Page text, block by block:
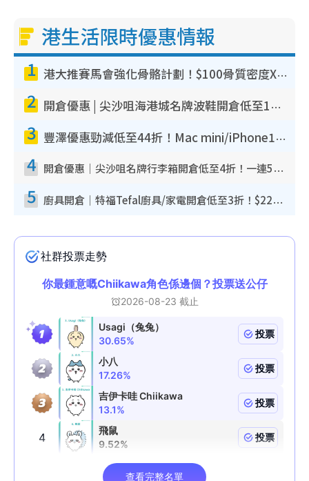
港生活限時優惠情報
1 港大推賽馬會強化骨骼計劃！$100骨質密度X光檢查 完成免費運動訓練送超市禮券！附參加資格
2 開倉優惠 | 尖沙咀海港城名牌波鞋開倉低至1折！On鞋$899起／Joy&Peace鞋履$98起
3 豐澤優惠勁減低至44折！Mac mini/iPhone17Pro大減價！廚房家電$220起
4 開倉優惠｜尖沙咀名牌行李箱開倉低至4折！一連5日 American Tourister/ace./Hallmark $200起！
5 廚具開倉｜特福Tefal廚具/家電開倉低至3折！$220起買平底鍋/炒鑊/湯煲！電飯煲/吸塵機/燙斗$418起